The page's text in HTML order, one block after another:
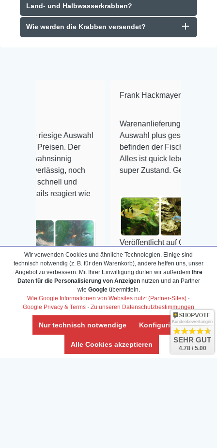
Land- und Halbwasserkrabben?
Wie werden die Krabben versendet?
Auswahl
noch
reagiert wie
Frank Hackmayer ★★★★
Warenanlieferung Top und die
Auswahl plus gesundheitliches
befinden der Fische einwandfrei.
Alles ist quick lebendig und im
super Zustand. Gerne wieder 😃
Veröffentlicht auf Google
Info-Center
Aquarium-Lexikon
Partnerprogramm
Zierfischversand
Meerwasser Shop
Wir verwenden Cookies und ähnliche Technologien. Einige sind
technisch notwendig (z. B. für den Warenkorb), andere helfen uns, unser
Angebot zu verbessern. Mit Ihrer Einwilligung dürfen wir außerdem Ihre
Daten für die Personalisierung von Anzeigennutzen und an Partner
wie Googleübermitteln.
Wie Google Informationen von Websites nutzt (Partner-Sites) ·
Google Privacy & Terms · Zu unseren Datenschutzbestimmungen
Nur technisch notwendige Konfigurieren
Alle Cookies akzeptieren
Kundenbewertungen
SEHR GUT
4.78 / 5.00